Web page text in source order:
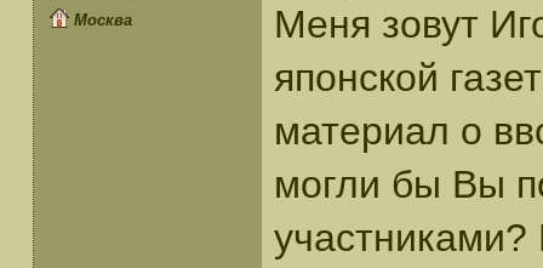
Москва
Меня зовут
японской
материал о
могли бы Вы
участниками?